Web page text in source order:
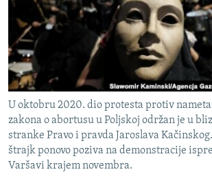
ISPRIČAJ MI
DNEVNO@RSE
SPECIJALI RSE
VIŠE OD NASLOVA
GENOCID U SREBRENICI
POPLAVE I KLIZIŠTA U BIH 2024.
TV LIBERTY
PRATITE NAS
Sve RFE/RL stranice
U oktobru 2020. dio protesta protiv
zakona o abortusu u Poljskoj održan je u
stranke Pravo i pravda Jaroslava
štrajk ponovo poziva na demonstracije
Varšavi krajem novembra.